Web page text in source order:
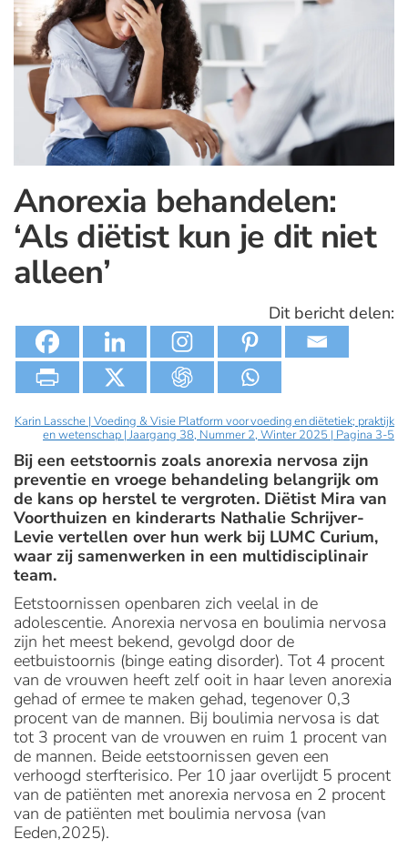
Anorexia behandelen:
‘Als diëtist kun je dit niet
alleen’
Dit bericht delen:
Karin Lassche | Voeding & Visie Platform voor voeding en diëtetiek; praktijk
en wetenschap | Jaargang 38, Nummer 2, Winter 2025 | Pagina 3-5
Bij een eetstoornis zoals anorexia nervosa zijn
preventie en vroege behandeling belangrijk om
de kans op herstel te vergroten. Diëtist Mira van
Voorthuizen en kinderarts Nathalie Schrijver-
Levie vertellen over hun werk bij LUMC Curium,
waar zij samenwerken in een multidisciplinair
team.
Eetstoornissen openbaren zich veelal in de
adolescentie. Anorexia nervosa en boulimia nervosa
zijn het meest bekend, gevolgd door de
eetbuistoornis (binge eating disorder). Tot 4 procent
van de vrouwen heeft zelf ooit in haar leven anorexia
gehad of ermee te maken gehad, tegenover 0,3
procent van de mannen. Bij boulimia nervosa is dat
tot 3 procent van de vrouwen en ruim 1 procent van
de mannen. Beide eetstoornissen geven een
verhoogd sterfterisico. Per 10 jaar overlijdt 5 procent
van de patiënten met anorexia nervosa en 2 procent
van de patiënten met boulimia nervosa (van
Eeden,2025).